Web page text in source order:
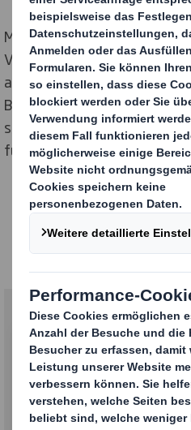
Mit unserer Erfahrung bei
Verpackungen können wir
anbieten, die den
Branche gerecht werden.
sterilen Kombi-
für hochsensible Produkte.
Arzneimittel